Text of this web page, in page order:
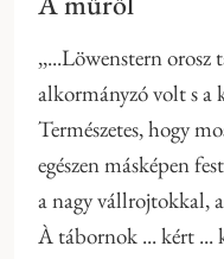
,,...Löwenstern
alkormányzó volt s
Természetes, hogy
egészen másképen
a nagy vállrojtokkal,
À tábornok ... kért ...